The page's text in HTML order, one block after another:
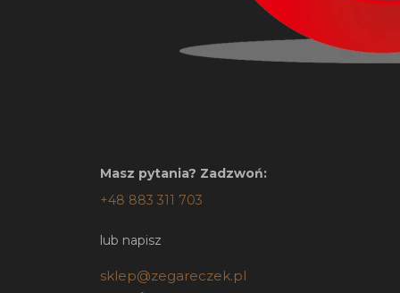
Masz pytania? Zadzwoń:
+48 883 311 703
lub napisz
sklep@zegareczek.pl